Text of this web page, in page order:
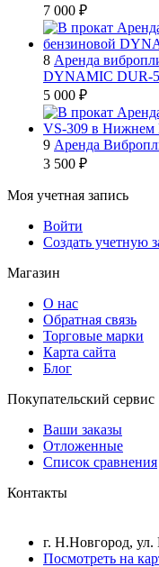
7 000 ₽
8 Аренда
DYNAMIC DUR-
5 000 ₽
9 Аренда
3 500 ₽
Моя учетная запись
Войти
Создать учетную
Магазин
О нас
Обратная связь
Торговые марки
Карта сайта
Блог
Покупательский сервис
Ваши заказы
Отложенные
Список сравнения
Контакты
г. Н.Новгород, ул.
Посмотреть на